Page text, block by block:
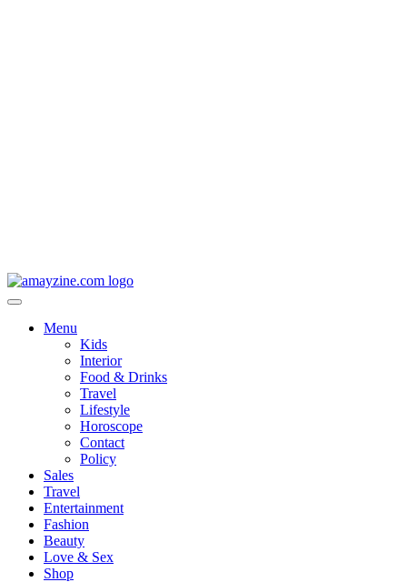
Menu
Kids
Interior
Food & Drinks
Travel
Lifestyle
Horoscope
Contact
Policy
Sales
Travel
Entertainment
Fashion
Beauty
Love & Sex
Shop